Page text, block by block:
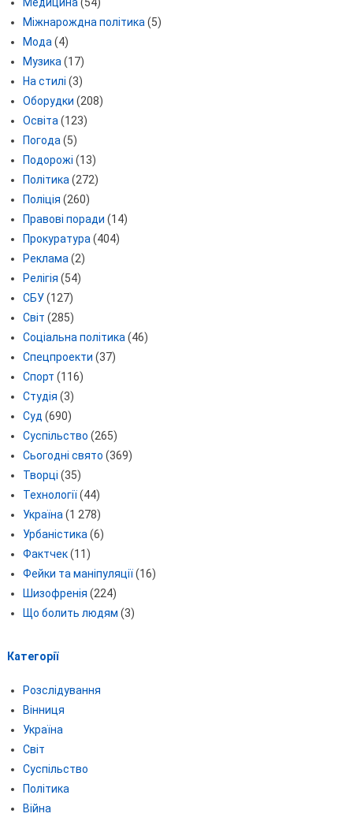
Міжнарождна політика (5)
Мода (4)
Музика (17)
На стилі (3)
Оборудки (208)
Освіта (123)
Погода (5)
Подорожі (13)
Політика (272)
Поліція (260)
Правові поради (14)
Прокуратура (404)
Реклама (2)
Релігія (54)
СБУ(127)
Світ (285)
Соціальна політика (46)
Спецпроекти (37)
Спорт (116)
Студія (3)
Суд (690)
Суспільство (265)
Сьогодні свято (369)
Творці (35)
Технології(44)
Україна (1 278)
Урбаністика (6)
Фактчек(11)
Фейки та маніпуляції(16)
Шизофренія (224)
Що болить людям (3)
Категорії
Розслідування
Вінниця
Україна
Світ
Суспільство
Політика
Війна